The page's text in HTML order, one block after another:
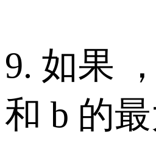
9. 如果
和 b 的